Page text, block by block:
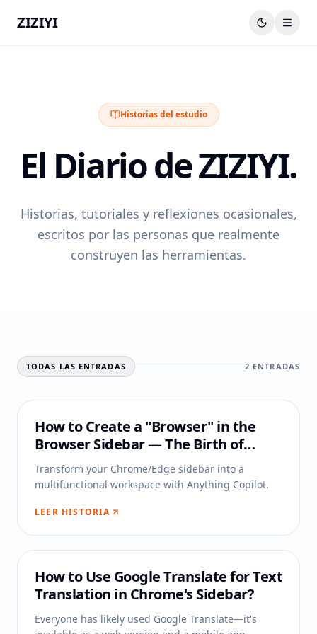
ZIZIYI
Historias del estudio
El Diario de ZIZIYI.
Historias, tutoriales y reflexiones ocasionales,
escritos por las personas que realmente
construyen las herramientas.
TODAS LAS ENTRADAS 2 ENTRADAS
How to Create a "Browser" in the
Browser Sidebar — The Birth of
Anything Copilot
Transform your Chrome/Edge sidebar into a
multifunctional workspace with Anything Copilot.
LEER HISTORIA
How to Use Google Translate for Text
Translation in Chrome's Sidebar?
Everyone has likely used Google Translate—it's